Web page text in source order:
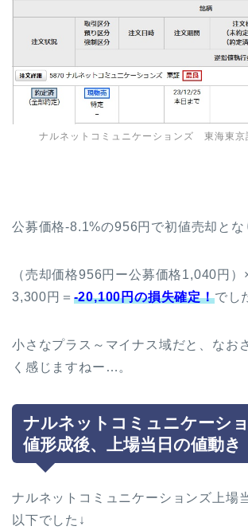
ナルネットコミュニケーションズ 東海東
公募価格-8.1%の956円で初値売却とな
（売却価格956円ー公募価格1,040円
3,300円＝ -20,100円の損失確定！でし
小さなプラス～マイナス域だと、なお
く感じますねー…。
ナルネットコミュニケーシ
値形成後、上場当日の値動き
ナルネットコミュニケーションズ上場
以下でした↓